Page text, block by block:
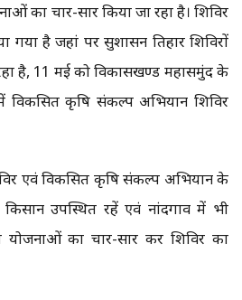
का प्रचार-प्रसार किया जा रहा है। शिविर
गया है जहां पर सुशासन तिहार शिविरों
है, 11 मई को विकासखण्ड महासमुंद के
विकसित कृषि संकल्प अभियान शिविर
एवं विकसित कृषि संकल्प अभियान के
उपस्थित रहें एवं नांदगाव में भी
का प्रचार-प्रसार कर शिविर का